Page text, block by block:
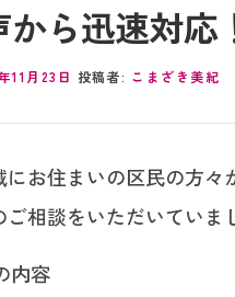
ら迅速対応
11月23日 投稿者: こまざき美紀
にお住まいの区民の方々
相談をいただいていま
内容